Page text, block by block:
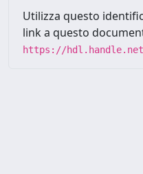
Utilizza questo
link a questo
https://